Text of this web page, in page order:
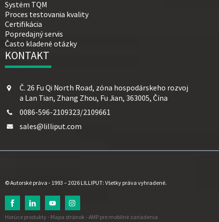
Systém TQM
Proces testovania kvality
Certifikácia
Popredajný servis
Často kladené otázky
KONTAKT
Č. 26 Fu Qi North Road, zóna hospodárskeho rozvoj
a Lan Tian, ​​Zhang Zhou, Fu Jian, 363005, Čína
0086-596-2109323/2109661
sales@lilliput.com
© Autorské práva - 1993 – 2026 LILLIPUT: Všetky práva vyhradené.
Horúce produkty - Mapa stránok- AMP pre mobilné zariadenia